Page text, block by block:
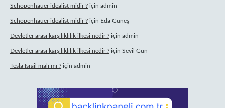
Schopenhauer idealist midir ? için admin
Schopenhauer idealist midir ? için Eda Güneş
Devletler arası karşılıklılık ilkesi nedir ? için admin
Devletler arası karşılıklılık ilkesi nedir ? için Sevil Gün
Tesla İsrail malı mı ? için admin